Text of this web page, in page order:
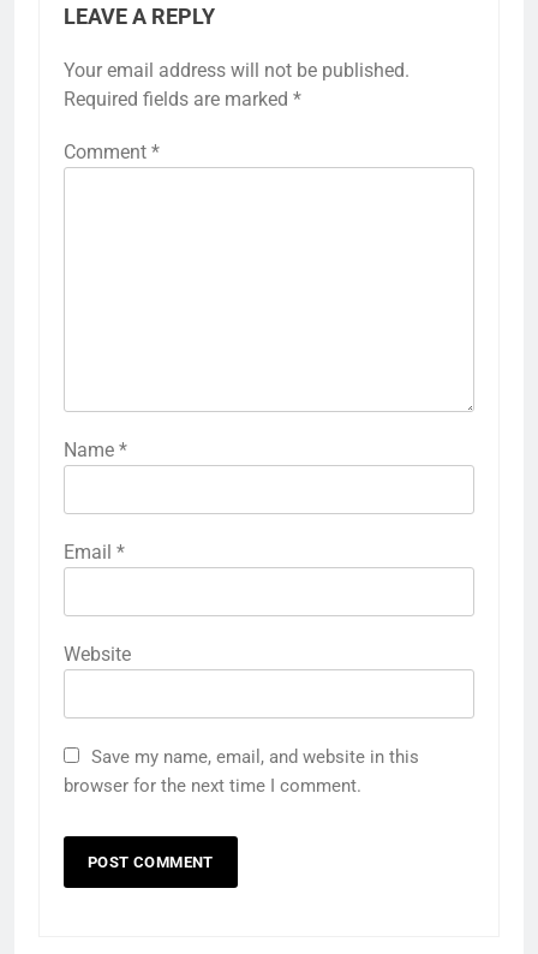
LEAVE A REPLY
Your email address will not be published.
Required fields are marked *
Comment *
Name *
Email *
Website
Save my name, email, and website in this
browser for the next time I comment.